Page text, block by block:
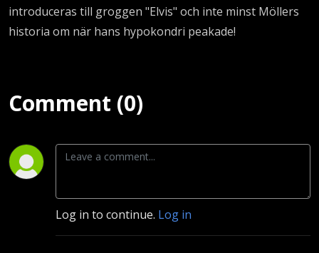
introduceras till groggen "Elvis" och inte minst Möllers
historia om när hans hypokondri peakade!
Comment (0)
Log in to continue. Log in